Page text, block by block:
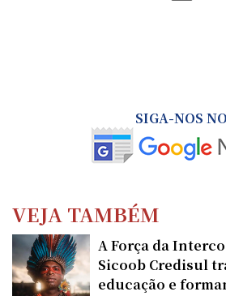
SIGA-NOS NO
VEJA TAMBÉM
A Força da
Sicoob Credisul
educação e